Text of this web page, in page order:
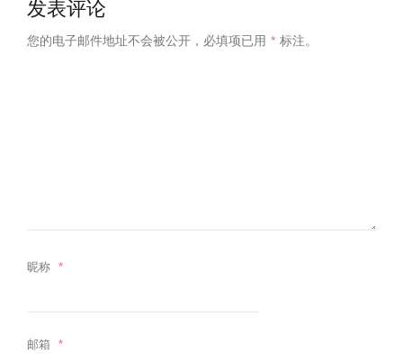
发表评论
您的电子邮件地址不会被公开， 必填项已用 * 标注。
昵称 *
邮箱 *